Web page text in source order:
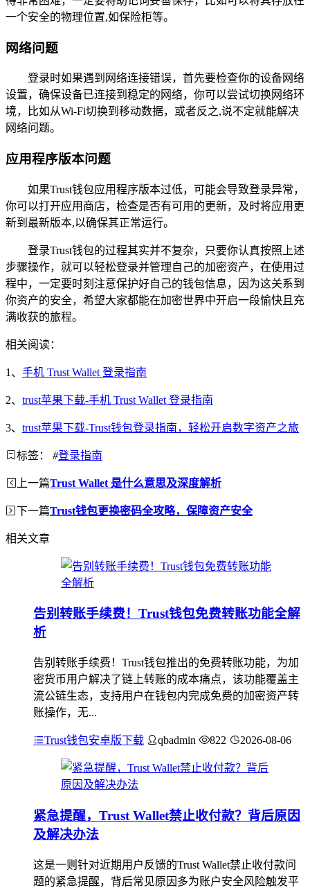
一个安全的物理位置,如保险柜等。
网络问题
登录时如果遇到网络连接错误，首先要检查你的设备网络
设置，确保设备已连接到稳定的网络，你可以尝试切换网络环
境，比如从Wi-Fi切换到移动数据，或者反之,说不定就能解决
网络问题。
应用程序版本问题
如果Trust钱包应用程序版本过低，可能会导致登录异常，
你可以打开应用商店，检查是否有可用的更新，及时将应用更
新到最新版本,以确保其正常运行。
登录Trust钱包的过程其实并不复杂，只要你认真按照上述
步骤操作，就可以轻松登录并管理自己的加密资产，在使用过
程中，一定要时刻注意保护好自己的钱包信息，因为这关系到
你资产的安全，希望大家都能在加密世界中开启一段愉快且充
满收获的旅程。
相关阅读：
1、 手机 Trust Wallet 登录指南
2、 trust苹果下载-手机 Trust Wallet 登录指南
3、 trust苹果下载-Trust钱包登录指南，轻松开启数字资产之旅
标签： #登录指南
上一篇Trust Wallet 是什么意思及深度解析
下一篇Trust钱包更换密码全攻略，保障资产安全
相关文章
告别转账手续费！Trust钱包免费转账功能全解
析
告别转账手续费！Trust钱包推出的免费转账功能，为加
密货币用户解决了链上转账的成本痛点，该功能覆盖主
流公链生态，支持用户在钱包内完成免费的加密资产转
账操作，无...
Trust钱包安卓版下载 qbadmin 822 2026-08-06
紧急提醒，Trust Wallet禁止收付款？背后原因
及解决办法
这是一则针对近期用户反馈的Trust Wallet禁止收付款问
题的紧急提醒，背后常见原因多为账户安全风险触发平